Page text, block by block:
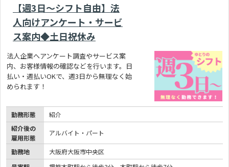
【週3日～シフト自由】法
人向けアンケート・サービ
ス案内◆土日祝休み
法人企業へアンケート調査やサービス案
内、お客様情報の確認などを行います。日
払い・週払いOKで、週3日から無理なく始
められます！
勤務形態
紹介
紹介後の
雇用形態
アルバイト・パート
勤務地
大阪府大阪市中央区